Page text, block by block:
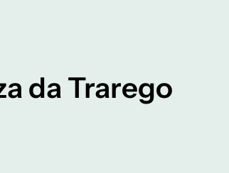
da Trarego